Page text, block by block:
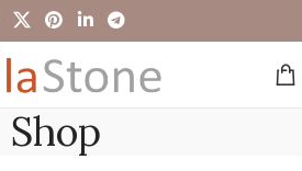
Shop